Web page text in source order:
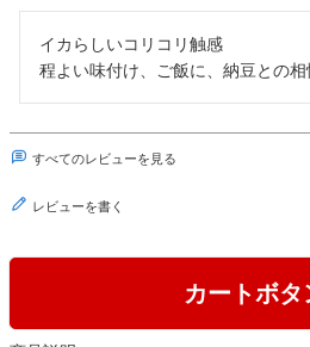
カートボタ
イカらしいコリコリ触感
程よい味付け、ご飯に、納豆との相
すべてのレビューを見る
レビューを書く